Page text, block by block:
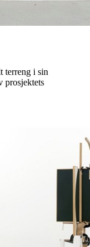
terreng i sin
prosjektets